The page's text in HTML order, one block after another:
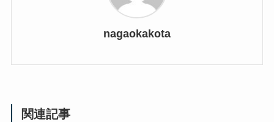
nagaokakota
関連記事